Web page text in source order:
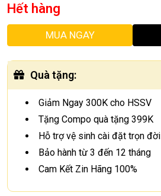
Hết hàng
MUA NGAY
Quà tặng:
Giảm Ngay 300K cho HSSV
Tặng Compo quà tặng 399K
Hỗ trợ vệ sinh cài đặt trọn đời
Bảo hành từ 3 đến 12 tháng
Cam Kết Zin Hãng 100%